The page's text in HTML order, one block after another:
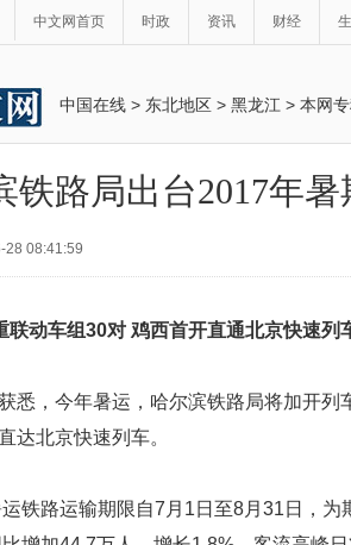
中文网首页 时政 资讯 财经
中国在线 > 东北地区 > 黑龙江 > 本网
铁路局出台2017年
28 08:41:59
联动车组30对 鸡西首开直通北京快速列
悉，今年暑运，哈尔滨铁路局将加开列
达北京快速列车。
铁路运输期限自7月1日至8月31日，为